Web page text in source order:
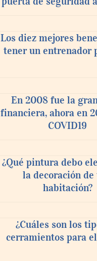
Los diez mejores
tener un entrenador
En 2008 fue la
financiera, ahora en
COVID19
¿Qué pintura debo
la decoración de
habitación?
¿Cuáles son los
cerramientos para